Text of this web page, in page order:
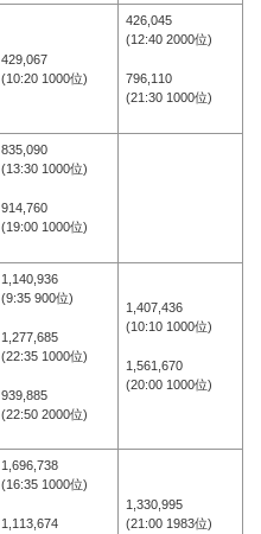
429,067
(10:20 1000位)
426,045
(12:40 2000位)
796,110
(21:30 1000位)
835,090
(13:30 1000位)
914,760
(19:00 1000位)
1,140,936
(9:35 900位)
1,277,685
(22:35 1000位)
939,885
(22:50 2000位)
1,407,436
(10:10 1000位)
1,561,670
(20:00 1000位)
1,696,738
(16:35 1000位)
1,113,674
1,330,995
(21:00 1983位)